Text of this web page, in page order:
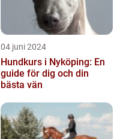
04 juni 2024
Hundkurs i Nyköping: En
guide för dig och din
bästa vän